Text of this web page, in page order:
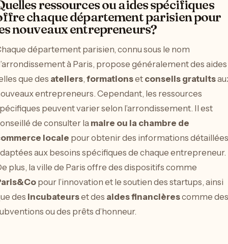
ressources ou aides spécifiques
chaque département parisien pour
nouveaux entrepreneurs?
département parisien, connu sous le nom
à Paris, propose généralement des aides
que des ateliers, formationset conseils gratuits
entrepreneurs. Cependant, les ressources
peuvent varier selon l’arrondissement. Il est
de consulter la maire ou la chambre de
locale pour obtenir des informations détaillées
aux besoins spécifiques de chaque entrepreneur.
plus, la ville de Paris offre des dispositifs comme
pour l’innovation et le soutien des startups, ainsi
des incubateurset des aides financièrescomme des
ou des prêts d’honneur.